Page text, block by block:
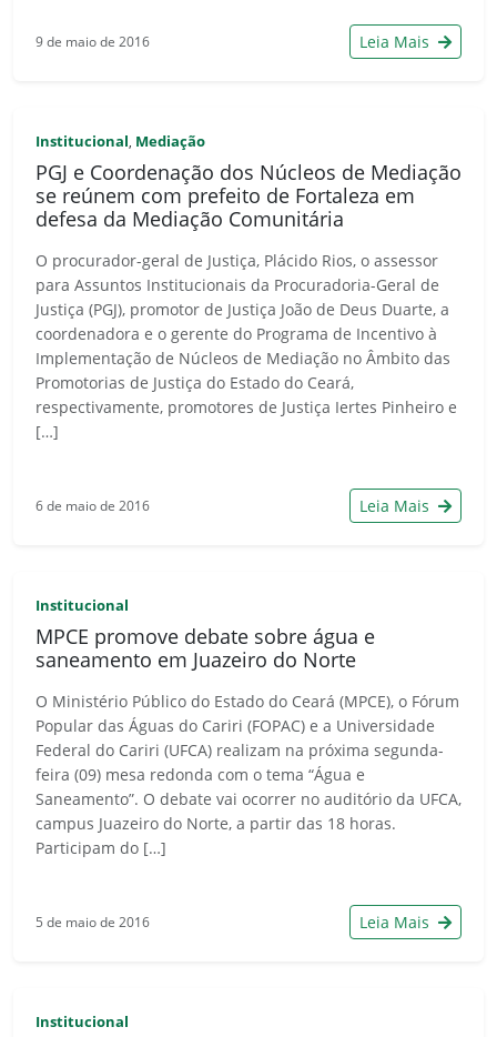
9 de maio de 2016 Leia Mais
Institucional, Mediação
PGJ e Coordenação dos Núcleos de Mediação
se reúnem com prefeito de Fortaleza em
defesa da Mediação Comunitária
O procurador-geral de Justiça, Plácido Rios, o assessor
para Assuntos Institucionais da Procuradoria-Geral de
Justiça (PGJ), promotor de Justiça João de Deus Duarte, a
coordenadora e o gerente do Programa de Incentivo à
Implementação de Núcleos de Mediação no Âmbito das
Promotorias de Justiça do Estado do Ceará,
respectivamente, promotores de Justiça Iertes Pinheiro e
[…]
6 de maio de 2016 Leia Mais
Institucional
MPCE promove debate sobre água e
saneamento em Juazeiro do Norte
O Ministério Público do Estado do Ceará (MPCE), o Fórum
Popular das Águas do Cariri (FOPAC) e a Universidade
Federal do Cariri (UFCA) realizam na próxima segunda-
feira (09) mesa redonda com o tema “Água e
Saneamento”. O debate vai ocorrer no auditório da UFCA,
campus Juazeiro do Norte, a partir das 18 horas.
Participam do […]
5 de maio de 2016 Leia Mais
Institucional